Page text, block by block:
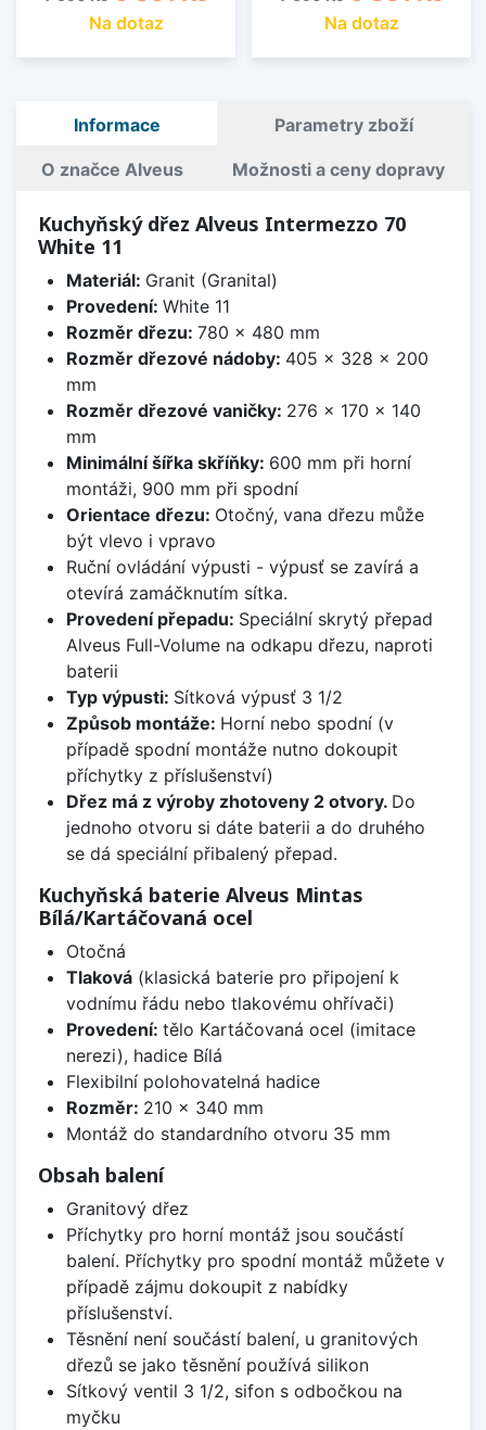
Na dotaz Na dotaz
Informace Parametry zboží
O značce Alveus Možnosti a ceny dopravy
Kuchyňský dřez Alveus Intermezzo 70
White 11
Materiál: Granit (Granital)
Provedení: White 11
Rozměr dřezu: 780 x 480 mm
Rozměr dřezové nádoby: 405 x 328 x 200
mm
Rozměr dřezové vaničky: 276 x 170 x 140
mm
Minimální šířka skříňky: 600 mm při horní
montáži, 900 mm při spodní
Orientace dřezu: Otočný, vana dřezu může
být vlevo i vpravo
Ruční ovládání výpusti - výpusť se zavírá a
otevírá zamáčknutím sítka.
Provedení přepadu: Speciální skrytý přepad
Alveus Full-Volume na odkapu dřezu, naproti
baterii
Typ výpusti: Sítková výpusť 3 1/2
Způsob montáže: Horní nebo spodní (v
případě spodní montáže nutno dokoupit
příchytky z příslušenství)
Dřez má z výroby zhotoveny 2 otvory. Do
jednoho otvoru si dáte baterii a do druhého
se dá speciální přibalený přepad.
Kuchyňská baterie Alveus Mintas
Bílá/Kartáčovaná ocel
Otočná
Tlaková(klasická baterie pro připojení k
vodnímu řádu nebo tlakovému ohřívači)
Provedení: tělo Kartáčovaná ocel (imitace
nerezi), hadice Bílá
Flexibilní polohovatelná hadice
Rozměr: 210 x 340 mm
Montáž do standardního otvoru 35 mm
Obsah balení
Granitový dřez
Příchytky pro horní montáž jsou součástí
balení. Příchytky pro spodní montáž můžete v
případě zájmu dokoupit z nabídky
příslušenství.
Těsnění není součástí balení, u granitových
dřezů se jako těsnění používá silikon
Sítkový ventil 3 1/2, sifon s odbočkou na
myčku